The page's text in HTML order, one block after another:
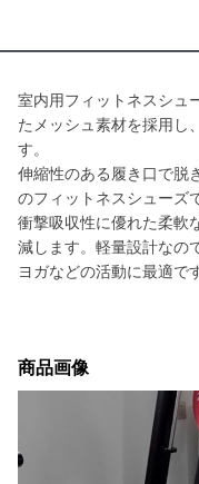
室内用フィットネスシュ
たメッシュ素材を採用し
す。
伸縮性のある履き口で脱
のフィットネスシューズ
衝撃吸収性に優れた柔軟
減します。軽量設計なの
ヨガなどの活動に最適で
商品画像